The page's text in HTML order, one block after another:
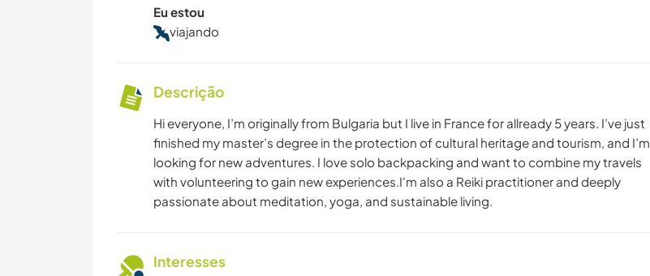
Eu estou
viajando
Descrição
Hi everyone, I’m originally from Bulgaria but I live in France for allready 5 years. I’ve just
finished my master’s degree in the protection of cultural heritage and tourism, and I’m
looking for new adventures. I love solo backpacking and want to combine my travels
with volunteering to gain new experiences.I'm also a Reiki practitioner and deeply
passionate about meditation, yoga, and sustainable living.
Interesses